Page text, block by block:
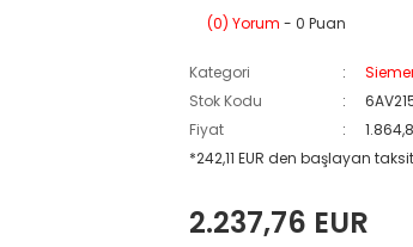
(0) Yorum - 0 Puan
Kategori
Stok Kodu
Fiyat
*242,11 EUR den başlayan
2.237,76 EUR